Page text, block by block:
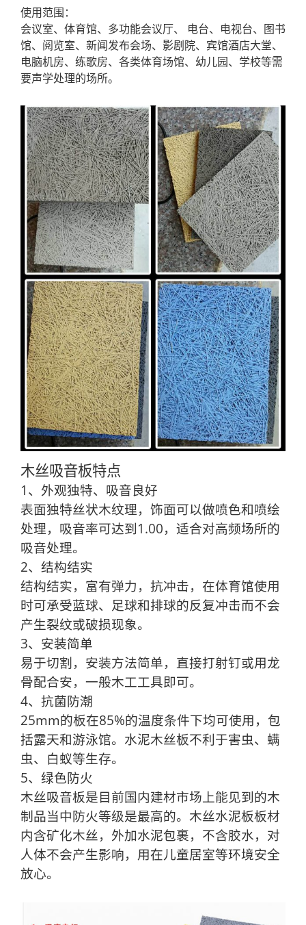
使用范围：
会议室、体育馆、多功能会议厅、 电台、电视台、图书
馆、阅览室、新闻发布会场、影剧院、宾馆酒店大堂、
电脑机房、练歌房、各类体育场馆、幼儿园、学校等需
要声学处理的场所。
木丝吸音板特点
1、外观独特、吸音良好
表面独特丝状木纹理，饰面可以做喷色和喷绘
处理，吸音率可达到1.00，适合对高频场所的
吸音处理。
2、结构结实
结构结实，富有弹力，抗冲击，在体育馆使用
时可承受蓝球、足球和排球的反复冲击而不会
产生裂纹或破损现象。
3、安装简单
易于切割，安装方法简单，直接打射钉或用龙
骨配合安，一般木工工具即可。
4、抗菌防潮
25mm的板在85%的温度条件下均可使用，包
括露天和游泳馆。水泥木丝板不利于害虫、螨
虫、白蚁等生存。
5、绿色防火
木丝吸音板是目前国内建材市场上能见到的木
制品当中防火等级是最高的。木丝水泥板板材
内含矿化木丝，外加水泥包裹，不含胶水，对
人体不会产生影响，用在儿童居室等环境安全
放心。